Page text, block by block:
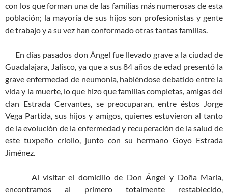
con los que forman una de las familias más numerosas de esta
población; la mayoría de sus hijos son profesionistas y gente
de trabajo y a su vez han conformado otras tantas familias.
En días pasados don Ángel fue llevado grave a la ciudad de
Guadalajara, Jalisco, ya que a sus 84 años de edad presentó la
grave enfermedad de neumonía, habiéndose debatido entre la
vida y la muerte, lo que hizo que familias completas, amigas del
clan Estrada Cervantes, se preocuparan, entre éstos Jorge
Vega Partida, sus hijos y amigos, quienes estuvieron al tanto
de la evolución de la enfermedad y recuperación de la salud de
este tuxpeño criollo, junto con su hermano Goyo Estrada
Jiménez.
Al visitar el domicilio de Don Ángel y Doña María,
encontramos al primero totalmente restablecido,